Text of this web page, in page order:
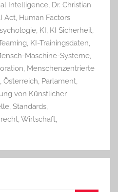
Intelligence, Dr. Christian
Act, Human Factors
, KI, KI Sicherheit,
, KI-Trainingsdaten,
Maschine-Systeme,
, Menschenzentrierte
, Österreich, Parlament,
von Künstlicher
, Standards,
,Wirtschaft,